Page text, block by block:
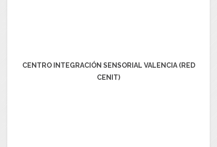
CENTRO INTEGRACIÓN SENSORIAL VALENCIA (RED
CENIT)